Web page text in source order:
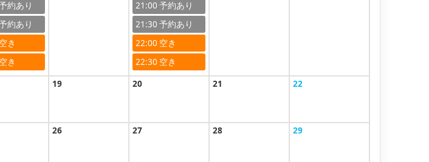
21:00
21:30
22:00
22:30
19 20 21 22
26 27 28 29